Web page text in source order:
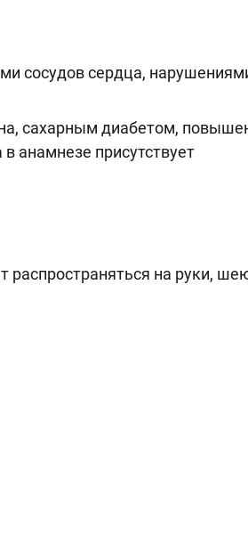
сосудов сердца,
сахарным диабетом,
анамнезе присутствует
на руки,